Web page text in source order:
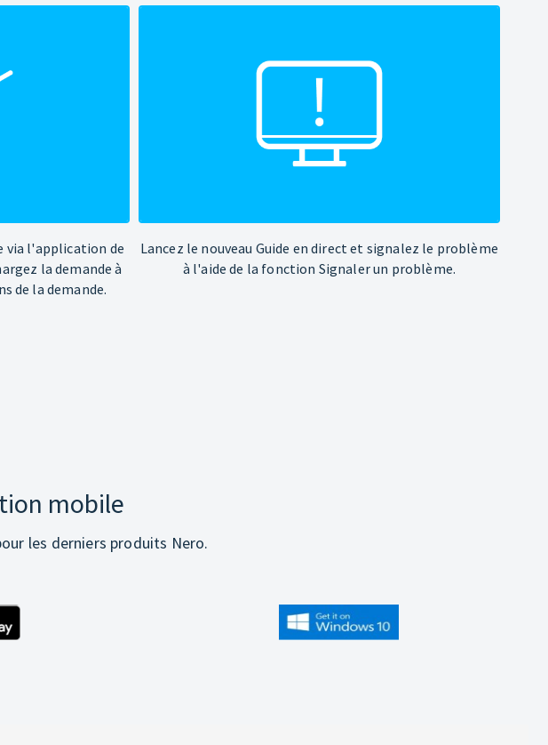
via l'application de
la demande à
de la demande.
Lancez le nouveau Guide en direct et signalez le problème
à l'aide de la fonction Signaler un problème.
mobile
les derniers produits Nero.